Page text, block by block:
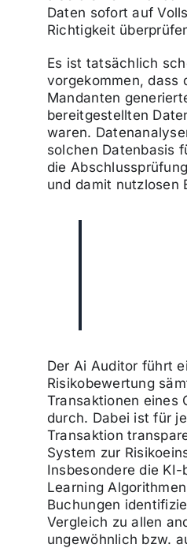
Daten sofort auf
Richtigkeit
Es ist tatsächlich
vorgekommen, dass
Mandanten
bereitgestellten
waren.
solchen Datenbasis
die
und damit nutzlosen
Der Ai Auditor führt
Risikobewertung
Transaktionen eines
durch. Dabei ist für
Transaktion
System zur
Insbesondere die
Learning
Buchungen
Vergleich zu allen
ungewöhnlich bzw.